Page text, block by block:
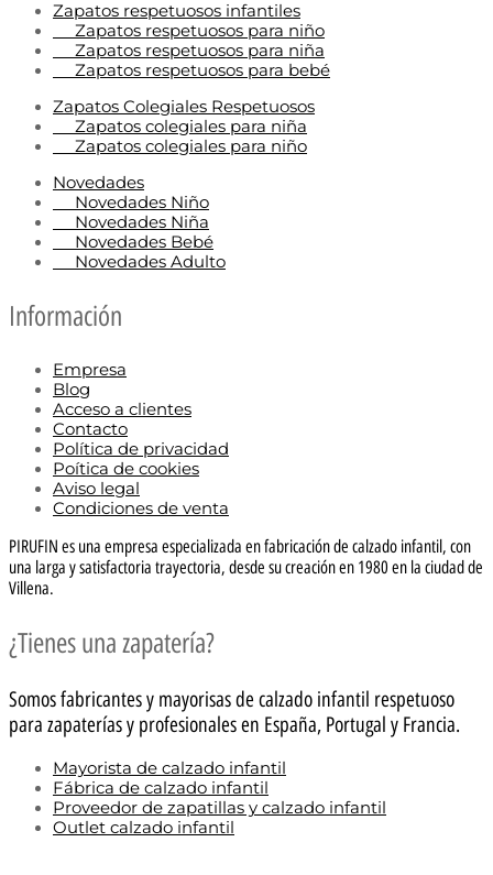
Zapatos respetuosos infantiles
Zapatos respetuosos para niño
Zapatos respetuosos para niña
Zapatos respetuosos para bebé
Zapatos Colegiales Respetuosos
Zapatos colegiales para niña
Zapatos colegiales para niño
Novedades
Novedades Niño
Novedades Niña
Novedades Bebé
Novedades Adulto
Información
Empresa
Blog
Acceso a clientes
Contacto
Política de privacidad
Poítica de cookies
Aviso legal
Condiciones de venta
PIRUFIN es una empresa especializada en fabricación de calzado infantil, con
una larga y satisfactoria trayectoria, desde su creación en 1980 en la ciudad de
Villena.
¿Tienes una zapatería?
Somos fabricantes y mayorisas de calzado infantil respetuoso
para zapaterías y profesionales en España, Portugal y Francia.
Mayorista de calzado infantil
Fábrica de calzado infantil
Proveedor de zapatillas y calzado infantil
Outlet calzado infantil